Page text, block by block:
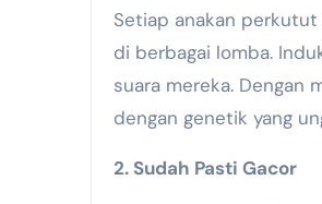
Setiap anakan
di berbagai lomba.
suara mereka. Dengan
dengan genetik yang
2. Sudah Pasti Gacor